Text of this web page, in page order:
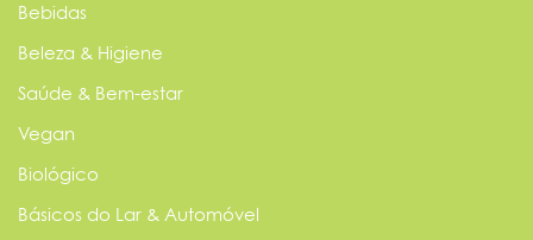
Bebidas
Beleza & Higiene
Saúde & Bem-estar
Vegan
Biológico
Básicos do Lar & Automóvel